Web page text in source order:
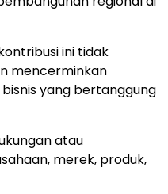
ini tidak
mencerminkan
yang bertanggung
atau
merek, produk,